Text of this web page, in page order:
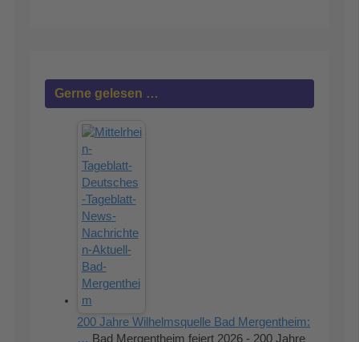
Gerne gelesen …
200 Jahre Wilhelmsquelle Bad Mergentheim:
… Bad Mergentheim feiert 2026 - 200 Jahre